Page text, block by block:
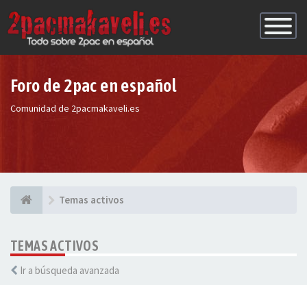
de
Foro de 2pac en español
Comunidad de 2pacmakaveli.es
Temas activos
TEMAS ACTIVOS
Ir a búsqueda avanzada